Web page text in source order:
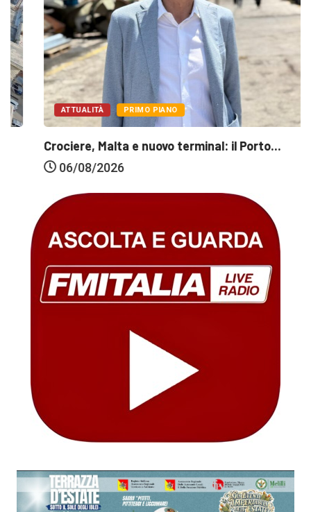
ATTUALITÀ PRIMO PIANO
Crociere, Malta e nuovo terminal: il Porto...
06/08/2026